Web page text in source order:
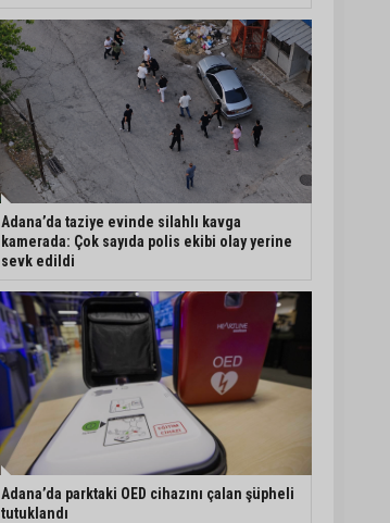
etiket kontrolü
Mustafa Özkan: "Yüreğir
Belediye Başkan Vekilliği
seçimine ilişkin hukuki
süreç başlatıldı"
Adana’da taziye evinde silahlı kavga
kamerada: Çok sayıda polis ekibi olay yerine
sevk edildi
Adana’da parktaki OED cihazını çalan şüpheli
tutuklandı